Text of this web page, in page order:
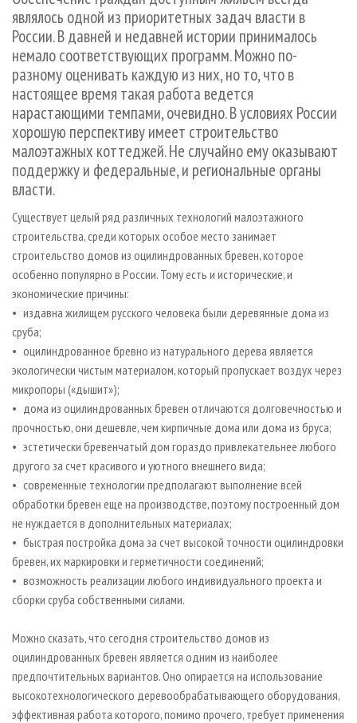
СУШКА ДРЕВЕСИНЫ
ПРОИЗВОДСТВО ДРЕВЕСНЫХ ПЛИТ
ДЕРЕВЯННОЕ ДОМОСТРОЕНИЕ
ПРОИЗВОДСТВО МЕБЕЛИ
БИОЭНЕРГЕТИКА
ЦБП
ИНСТРУМЕНТ И МАТЕРИАЛЫ
ПЕРСОНЫ
МОБИЛЬНЫЕ ВЫСТАВКИ
ОФИЦИАЛЬНЫЕ ДЕЛЕГАЦИИ
ПРИОРИТЕТНЫЕ ИНВЕСТПРОЕКТЫ
RUSSIAN FORESTRY REVIEW
ГАЗЕТА ЛЕСПРОМФОРУМ
БИБЛИОТЕКА СПЕЦИАЛИСТА
КОНТАКТЫ
РЕКЛАМА
РЕКЛАМА НА САЙТЕ
являлось одной из приоритетных задач власти в
России. В давней и недавней истории принималось
немало соответствующих программ. Можно по-
разному оценивать каждую из них, но то, что в
настоящее время такая работа ведется
нарастающими темпами, очевидно. В условиях России
хорошую перспективу имеет строительство
малоэтажных коттеджей. Не случайно ему оказывают
поддержку и федеральные, и региональные органы
власти.
Существует целый ряд различных технологий малоэтажного
строительства, среди которых особое место занимает
строительство домов из оцилиндрованных бревен, которое
особенно популярно в России. Тому есть и исторические, и
экономические причины:
• издавна жилищем русского человека были деревянные дома из
сруба;
• оцилиндрованное бревно из натурального дерева является
экологически чистым материалом, который пропускает воздух через
микропоры («дышит»);
• дома из оцилиндрованных бревен отличаются долговечностью и
прочностью, они дешевле, чем кирпичные дома или дома из бруса;
• эстетически бревенчатый дом гораздо привлекательнее любого
другого за счет красивого и уютного внешнего вида;
• современные технологии предполагают выполнение всей
обработки бревен еще на производстве, поэтому построенный дом
не нуждается в дополнительных материалах;
• быстрая постройка дома за счет высокой точности оцилиндровки
бревен, их маркировки и герметичности соединений;
• возможность реализации любого индивидуального проекта и
сборки сруба собственными силами.
Можно сказать, что сегодня строительство домов из
оцилиндрованных бревен является одним из наиболее
предпочтительных вариантов. Оно опирается на использование
высокотехнологического деревообрабатывающего оборудования,
эффективная работа которого, помимо прочего, требует применения